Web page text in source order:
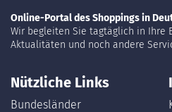
Online-Portal des Shoppings in
Wir begleiten Sie tagtäglich in Ihre
Aktualitäten und noch andere
Nützliche Links
Bundesländer